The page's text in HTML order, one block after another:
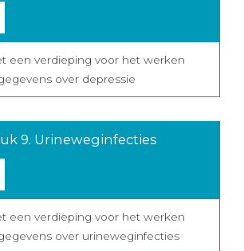
een verdieping voor het werken
over depressie
9. Urineweginfecties
een verdieping voor het werken
over urineweginfecties